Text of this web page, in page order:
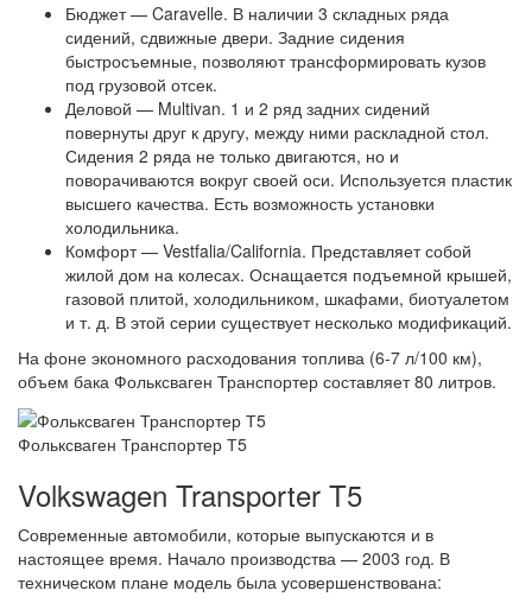
Бюджет — Caravelle. В наличии 3 складных ряда
сидений, сдвижные двери. Задние сидения
быстросъемные, позволяют трансформировать кузов
под грузовой отсек.
Деловой — Multivan. 1 и 2 ряд задних сидений
повернуты друг к другу, между ними раскладной стол.
Сидения 2 ряда не только двигаются, но и
поворачиваются вокруг своей оси. Используется пластик
высшего качества. Есть возможность установки
холодильника.
Комфорт — Vestfalia/California. Представляет собой
жилой дом на колесах. Оснащается подъемной крышей,
газовой плитой, холодильником, шкафами, биотуалетом
и т. д. В этой серии существует несколько модификаций.
На фоне экономного расходования топлива (6-7 л/100 км),
объем бака Фольксваген Транспортер составляет 80 литров.
Фольксваген Транспортер Т5
Volkswagen Transporter T5
Современные автомобили, которые выпускаются и в
настоящее время. Начало производства — 2003 год. В
техническом плане модель была усовершенствована: